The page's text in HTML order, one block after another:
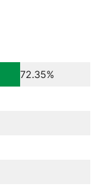
72.35%